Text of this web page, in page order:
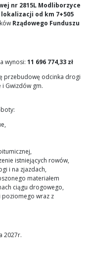
nr 2815L Modliborzyce
lokalizacji od km 7+505
Rządowego Funduszu
wynosi: 11 696 774,33 zł
przebudowę odcinka drogi
i Gwizdów gm.
istniejących rowów,
i na zjazdach,
materiałem
ciągu drogowego,
wraz z
2027r.